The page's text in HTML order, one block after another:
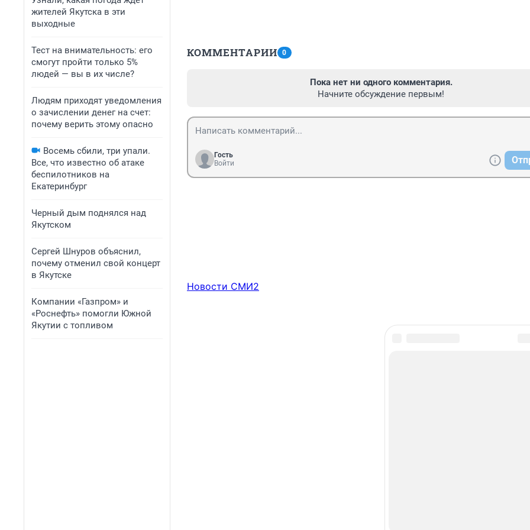
жителей Якутска в эти
выходные
Тест на внимательность: его
смогут пройти только 5%
людей — вы в их числе?
Людям приходят уведомления
о зачислении денег на счет:
почему верить этому опасно
Восемь сбили, три упали.
Все, что известно об атаке
беспилотников на
Екатеринбург
Черный дым поднялся над
Якутском
Сергей Шнуров объяснил,
почему отменил свой концерт
в Якутске
Компании «Газпром» и
«Роснефть» помогли Южной
Якутии с топливом
КОММЕНТАРИИ 0
Пока нет ни одного комментария.
Начните обсуждение первым!
Гость
Войти
Новости СМИ2